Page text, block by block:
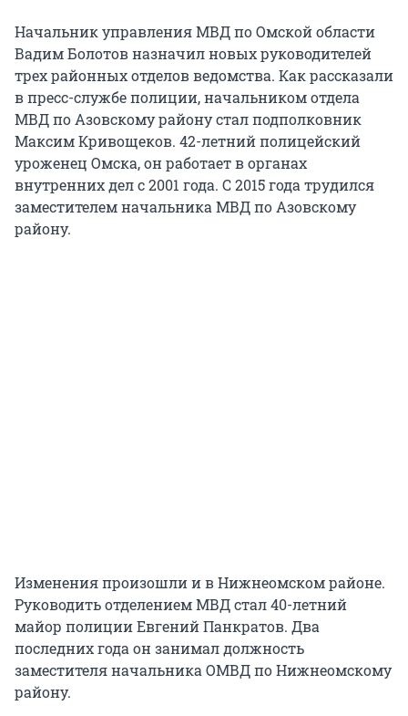
Начальник управления МВД по Омской области
Вадим Болотов назначил новых руководителей
трех районных отделов ведомства. Как рассказали
в пресс-службе полиции, начальником отдела
МВД по Азовскому району стал подполковник
Максим Кривощеков. 42-летний полицейский
уроженец Омска, он работает в органах
внутренних дел с 2001 года. С 2015 года трудился
заместителем начальника МВД по Азовскому
району.
Изменения произошли и в Нижнеомском районе.
Руководить отделением МВД стал 40-летний
майор полиции Евгений Панкратов. Два
последних года он занимал должность
заместителя начальника ОМВД по Нижнеомскому
району.